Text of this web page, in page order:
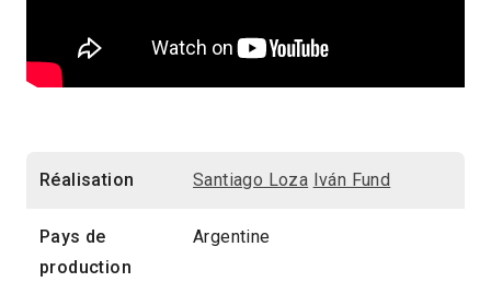
Réalisation Santiago Loza Iván Fund
Pays de
production
Argentine